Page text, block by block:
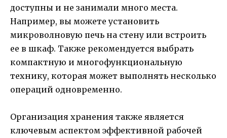
доступны и не занимали много места.
Например, вы можете установить
микроволновую печь на стену или встроить
ее в шкаф. Также рекомендуется выбрать
компактную и многофункциональную
технику, которая может выполнять несколько
операций одновременно.
Организация хранения также является
ключевым аспектом эффективной рабочей